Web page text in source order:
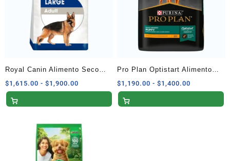
Royal Canin Alimento Seco
para Perro Adulto de Raza
Grande 13.6 kg
$1,615.00 - $1,900.00
de
$1,615.00
hasta
$1,900.00
Pro Plan Optistart Alimento
Seco Cachorros Raza Grande
Receta Pollo y Arroz 13 kg
$1,190.00 - $1,400.00
de